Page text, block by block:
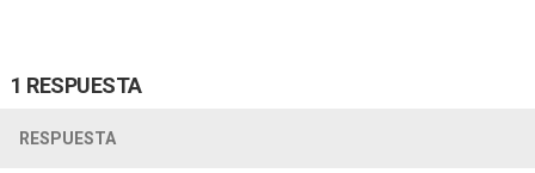
1 RESPUESTA
RESPUESTA